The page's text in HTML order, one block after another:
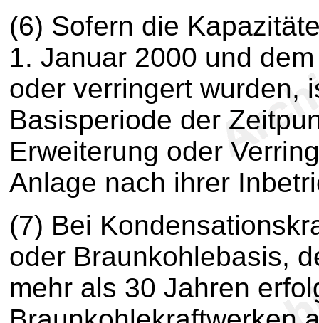
(6) Sofern die
1. Januar 2000 und
oder verringert wurden,
Basisperiode der
Erweiterung oder
Anlage nach ihrer
(7) Bei
oder Braunkohlebasis,
mehr als 30 Jahren